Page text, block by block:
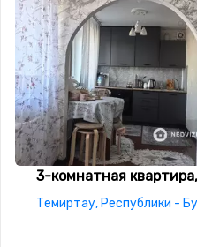
3-комнатная
Темиртау, Республики -